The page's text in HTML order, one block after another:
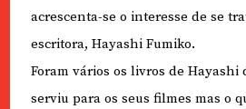
acrescenta-se o interesse de se
escritora, Hayashi Fumiko.
Foram vários os livros de Hayashi
serviu para os seus filmes mas o